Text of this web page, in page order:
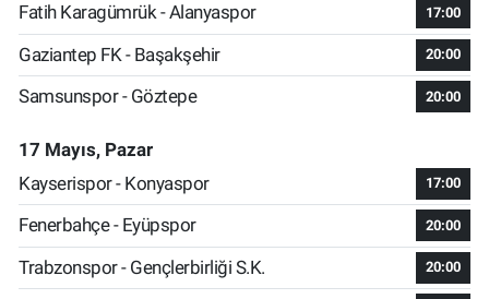
Fatih Karagümrük - Alanyaspor
17:00
Gaziantep FK - Başakşehir 20:00
Samsunspor - Göztepe 20:00
17 Mayıs, Pazar
Kayserispor - Konyaspor
17:00
Fenerbahçe - Eyüpspor 20:00
Trabzonspor - Gençlerbirliği S.K. 20:00